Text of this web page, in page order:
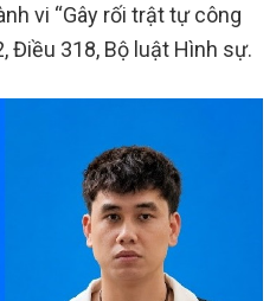
vi “Gây rối trật tự công
Điều 318, Bộ luật Hình sự.